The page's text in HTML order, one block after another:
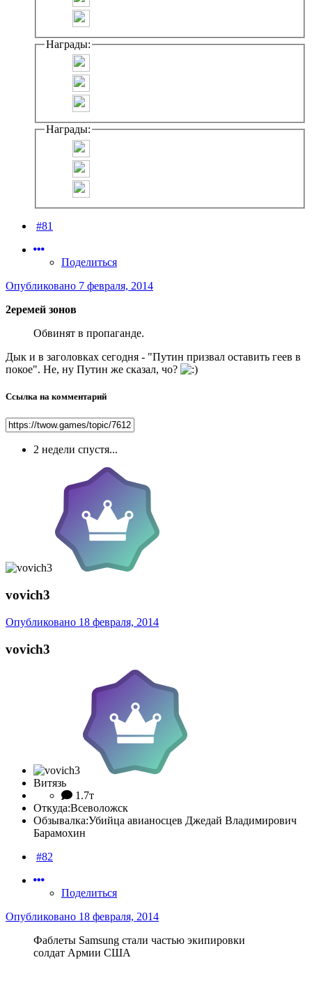
Награды:
Награды:
#81
Поделиться
Опубликовано 7 февраля, 2014
2еремей зонов
Обвинят в пропаганде.
Дык и в заголовках сегодня - "Путин призвал оставить геев в
покое". Не, ну Путин же сказал, чо?
Ссылка на комментарий
2 недели спустя...
vovich3
Опубликовано 18 февраля, 2014
vovich3
Витязь
1.7т
Откуда:Всеволожск
Обзывалка:Убийца авианосцев Джедай Владимирович
Барамохин
#82
Поделиться
Опубликовано 18 февраля, 2014
Фаблеты Samsung стали частью экипировки
солдат Армии США